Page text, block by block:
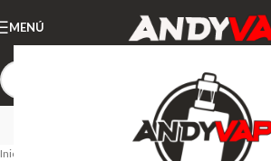
MENÚ
OXVA -
Inicio OXVA - RESISTENCIAS